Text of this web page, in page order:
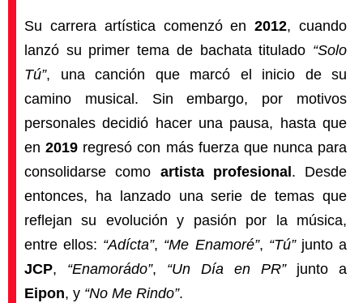
Su carrera artística comenzó en2012, cuando
lanzó su primer tema de bachata titulado “Solo
Tú”, una canción que marcó el inicio de su
camino musical. Sin embargo, por motivos
personales decidió hacer una pausa, hasta que
en2019 regresó con más fuerza que nunca para
consolidarse como artista profesional . Desde
entonces, ha lanzado una serie de temas que
reflejan su evolución y pasión por la música,
entre ellos: “Adícta”, “Me Enamoré”, “Tú”junto a
JCP, “Enamorádo”, “Un Día en PR”junto a
Eipon, y “No Me Rindo”.